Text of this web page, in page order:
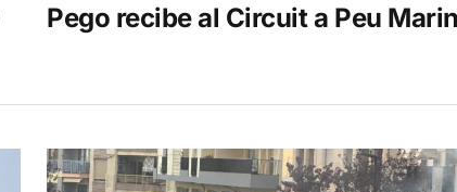
Pego recibe al Circuit a Peu